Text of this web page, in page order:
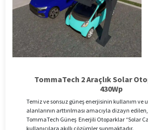
TommaTech 2 Araçlık Solar
430Wp
Temiz ve sonsuz güneş enerjisinin kullanım ve
alanlarının arttırılması amacıyla dizayn edilen,
TommaTech Güneş Enerjili Otoparklar “Solar
kullanıcılara akıllı çözümler sunmaktadır.